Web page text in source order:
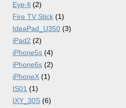
Eye-fi (2)
Fire TV Stick (1)
IdeaPad_U350 (3)
iPad2 (2)
iPhone5s (4)
iPhone6s (2)
iPhoneX (1)
IS01 (1)
IXY_30S (6)